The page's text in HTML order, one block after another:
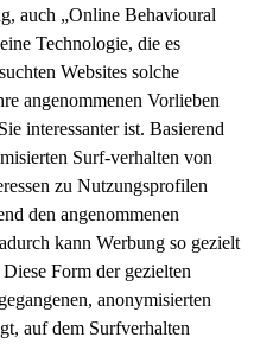
auch „Online Behavioural
Technologie, die es
Websites solche
angenommenen Vorlieben
interessanter ist. Basierend
Surf-verhalten von
zu Nutzungsprofilen
den angenommenen
kann Werbung so gezielt
Form der gezielten
anonymisierten
auf dem Surfverhalten